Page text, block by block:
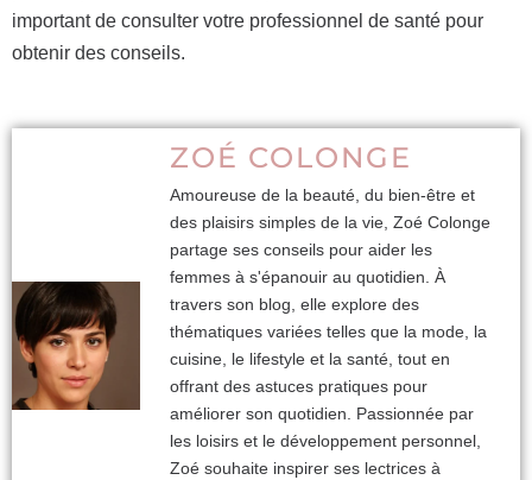
important de consulter votre professionnel de santé pour
obtenir des conseils.
ZOÉ COLONGE
Amoureuse de la beauté, du bien-être et
des plaisirs simples de la vie, Zoé Colonge
partage ses conseils pour aider les
femmes à s'épanouir au quotidien. À
travers son blog, elle explore des
thématiques variées telles que la mode, la
cuisine, le lifestyle et la santé, tout en
offrant des astuces pratiques pour
améliorer son quotidien. Passionnée par
les loisirs et le développement personnel,
Zoé souhaite inspirer ses lectrices à